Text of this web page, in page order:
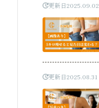
更新日2025.09.02
更新日2025.08.31